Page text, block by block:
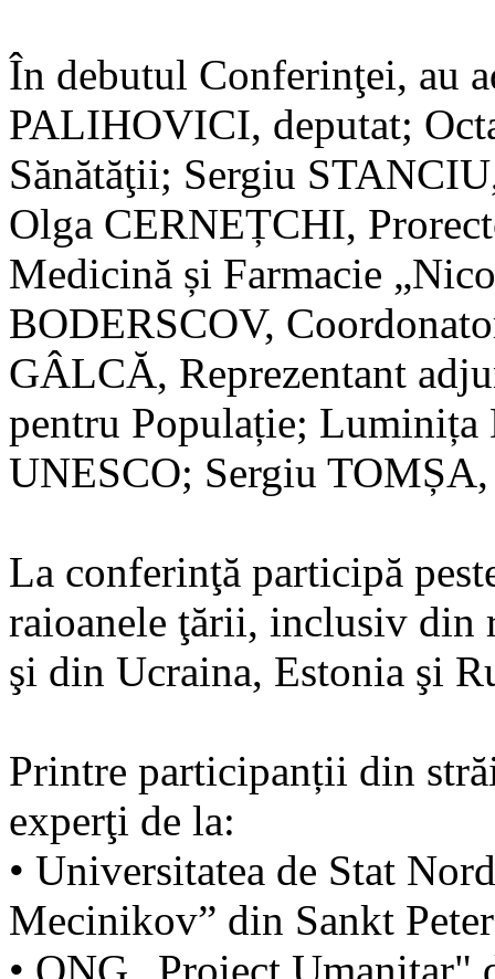
În debutul Conferinţei, au
PALIHOVICI, deputat;
Sănătăţii; Sergiu
Olga CERNEȚCHI,
Medicină și Farmacie
BODERSCOV,
GÂLCĂ, Reprezentant
pentru Populație;
UNESCO; Sergiu
La conferinţă participă
raioanele ţării, inclusiv din
şi din Ucraina, Estonia şi
Printre participanții din
experţi de la:
• Universitatea de Stat
Mecinikov” din Sankt
• ONG „Proiect